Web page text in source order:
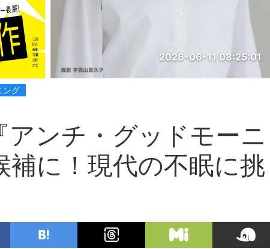
2026-06-11 08:25:01
ング
アンチ・グッドモーニ
補に！現代の不眠に挑